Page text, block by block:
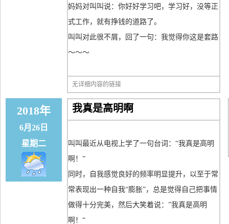
妈妈对叫叫说：你好好学习吧，学习好，没等正
式工作，就有挣钱的道路了。
叫叫对此很不屑，回了一句：我觉得你这是套路
～～～
无详细内容的链接
2018年
6月26日
星期二
我真是高明啊
叫叫最近从电视上学了一句台词：“我真是高明
啊！”
同时，自我感觉良好的频率明显提升，以至于常
常表现出一种自我“膨胀”，总是觉得自己把事情
做得十分完美，然后大笑着说：”我真是高明
啊！“